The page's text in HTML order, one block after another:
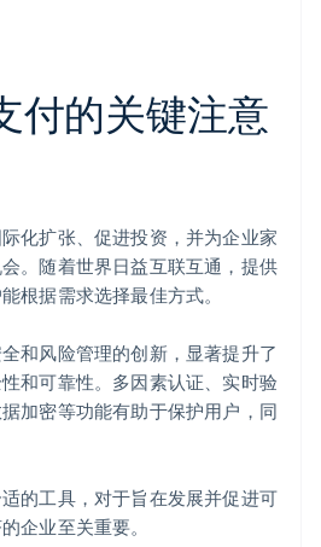
付的关键注意
化扩张、促进投资，并为企业家
。随着世界日益互联互通，提供
根据需求选择最佳方式。
和风险管理的创新，显著提升了
和可靠性。多因素认证、实时验
加密等功能有助于保护用户，同
的工具，对于旨在发展并促进可
企业至关重要。